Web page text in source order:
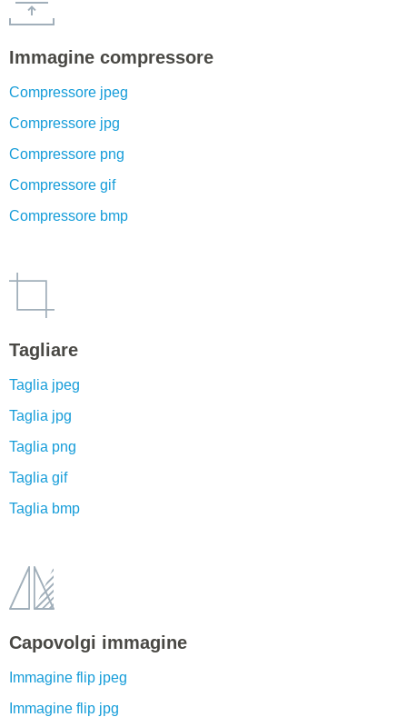
Immagine compressore
Compressore jpeg
Compressore jpg
Compressore png
Compressore gif
Compressore bmp
Tagliare
Taglia jpeg
Taglia jpg
Taglia png
Taglia gif
Taglia bmp
Capovolgi immagine
Immagine flip jpeg
Immagine flip jpg